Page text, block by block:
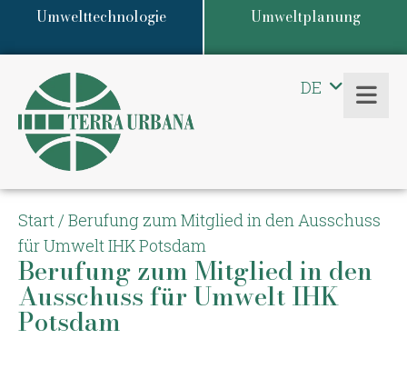
Umwelttechnologie Umweltplanung
DE
EN
Start/Berufung zum Mitglied in den Ausschuss
für Umwelt IHK Potsdam
Berufung zum Mitglied in den
Ausschuss für Umwelt IHK
Potsdam